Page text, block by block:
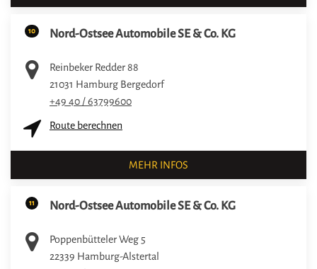
10 Nord-Ostsee Automobile SE & Co. KG
Reinbeker Redder 88
21031 Hamburg Bergedorf
+49 40 / 63799600
Route berechnen
MEHR INFOS
11 Nord-Ostsee Automobile SE & Co. KG
Poppenbütteler Weg 5
22339 Hamburg-Alstertal